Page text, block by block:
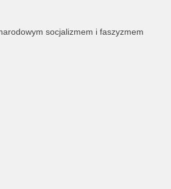
socjalizmem i faszyzmem